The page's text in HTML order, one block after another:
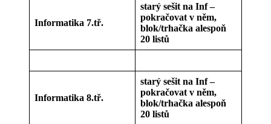
Informatika 7.tř.
starý sešit na Inf –
pokračovat v něm,
blok/trhačka alespoň
20 listů
Informatika 8.tř.
starý sešit na Inf –
pokračovat v něm,
blok/trhačka alespoň
20 listů